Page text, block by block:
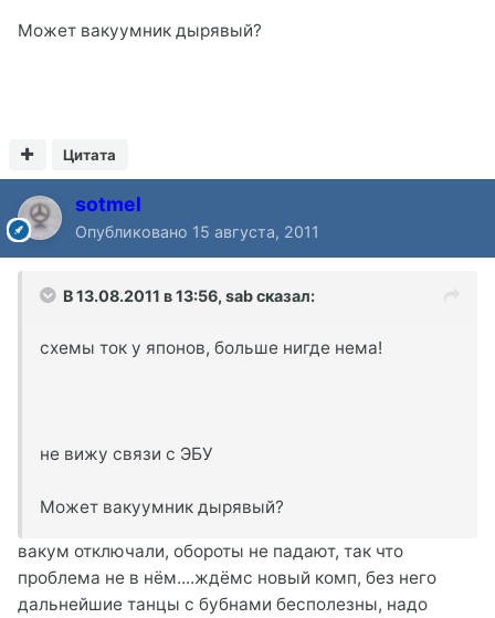
Может вакуумник дырявый?
Цитата
sotmel
Опубликовано 15 августа, 2011
В 13.08.2011 в 13:56, sab сказал:
схемы ток у японов, больше нигде нема!
не вижу связи с ЭБУ
Может вакуумник дырявый?
вакум отключали, обороты не падают, так что
проблема не в нём....ждёмс новый комп, без него
дальнейшие танцы с бубнами бесполезны, надо